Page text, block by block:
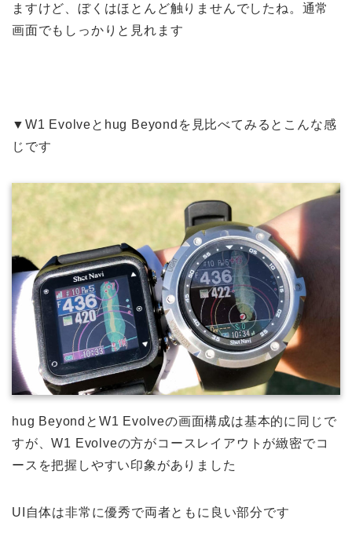
ますけど、ぼくはほとんど触りませんでしたね。通常
画面でもしっかりと見れます
▼W1 Evolveとhug Beyondを見比べてみるとこんな感
じです
hug BeyondとW1 Evolveの画面構成は基本的に同じで
すが、W1 Evolveの方がコースレイアウトが緻密でコ
ースを把握しやすい印象がありました
UI自体は非常に優秀で両者ともに良い部分です